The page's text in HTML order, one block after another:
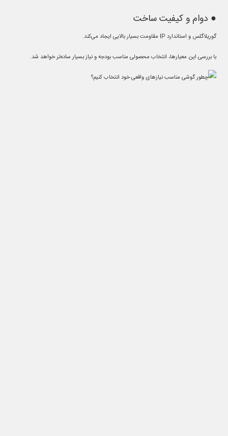
● دوام و کیفیت ساخت
گوریلاگلس و استاندارد IP مقاومت بسیار بالایی ایجاد می‌کند.
با بررسی این معیارها، انتخاب محصولی مناسب بودجه و نیاز بسیار ساده‌تر خواهد شد.